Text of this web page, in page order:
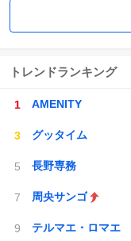
トレンドランキング
AMENITY
グッタイム
長野専務
周央サンゴ
テルマエ・ロマエ